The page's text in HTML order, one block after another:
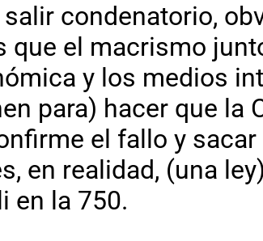
condenatorio,
que el macrismo
y los medios
para) hacer que la
el fallo y sacar
en realidad, (una
en la 750.